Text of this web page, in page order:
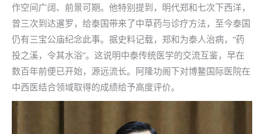
作空间广阔、前景可期。他特别提到，明代郑和七次下西洋，
曾三次到达暹罗，给泰国带来了中草药与诊疗方法，至今泰国
仍有三宝公庙纪念此事。据史料记载，郑和为泰人治病，“药
投之溪，令其水浴”。这说明中泰传统医学的交流互鉴，早在
数百年前便已开始，源远流长。阿隆功阁下对博鳌国际医院在
中西医结合领域取得的成绩给予高度评价。